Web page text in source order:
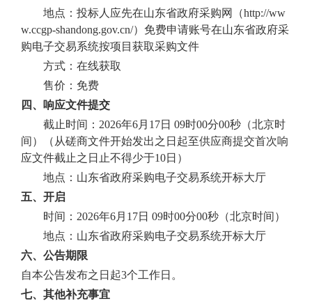
地点：投标人应先在山东省政府采购网
（http://ww
w.ccgp-shandong.gov.cn/） 免费申请账号在山东省政府采
购电子交易系统按项目获取采购文件
方式：在线获取
售价：免费
四、响应文件提交
截止时间： 2026年6月17日 09时00分00秒（北京时
间）（从磋商文件开始发出之日起至供应商提交首次响
应文件截止之日止不得少于10日）
地点：山东省政府采购电子交易系统开标大厅
五、开启
时间： 2026年6月17日 09时00分00秒（北京时间）
地点：山东省政府采购电子交易系统开标大厅
六、公告期限
自本公告发布之日起3个工作日。
七、其他补充事宜